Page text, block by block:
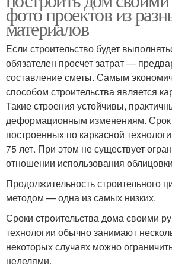
фото проектов из
материалов
Если строительство будет
обязателен просчет затрат —
составление сметы. Самым
способом строительства является
Такие строения устойчивы,
деформационным изменениям.
построенных по каркасной
75 лет. При этом не существует
отношении использования
Продолжительность строительного
методом — одна из самых низких.
Сроки строительства дома своими
технологии обычно занимают
некоторых случаях можно
неделями.